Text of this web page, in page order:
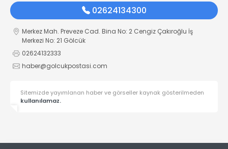
02624134300
Merkez Mah. Preveze Cad. Bina No: 2 Cengiz Çakıroğlu İş
Merkezi No: 21 Gölcük
02624132333
haber@golcukpostasi.com
Sitemizde yayımlanan haber ve görseller kaynak gösterilmeden
kullanılamaz.